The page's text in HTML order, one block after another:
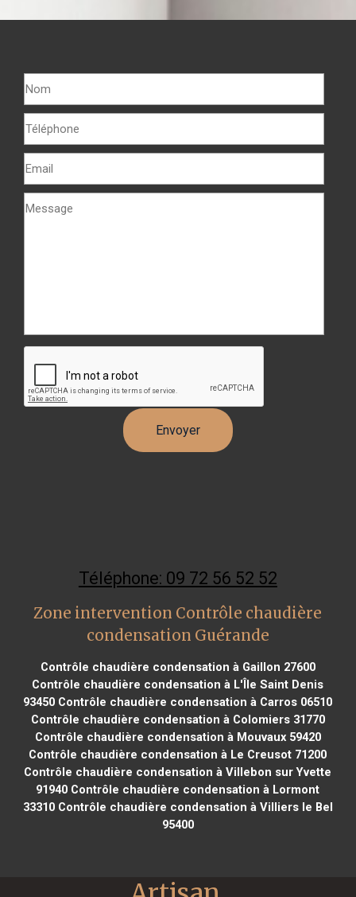
Téléphone: 09 72 56 52 52
Zone intervention Contrôle chaudière
condensation Guérande
Contrôle chaudière condensation à Gaillon 27600
Contrôle chaudière condensation à L'Île Saint Denis
93450 Contrôle chaudière condensation à Carros 06510
Contrôle chaudière condensation à Colomiers 31770
Contrôle chaudière condensation à Mouvaux 59420
Contrôle chaudière condensation à Le Creusot 71200
Contrôle chaudière condensation à Villebon sur Yvette
91940 Contrôle chaudière condensation à Lormont
33310Contrôle chaudière condensation à Villiers le Bel
95400